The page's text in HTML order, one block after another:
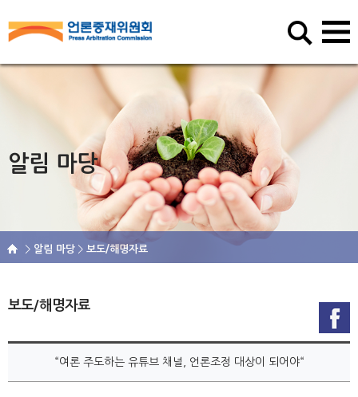
알림 마당
알림 마당 보도/해명자료
보도/해명자료
“여론 주도하는 유튜브 채널, 언론조정 대상이 되어야“